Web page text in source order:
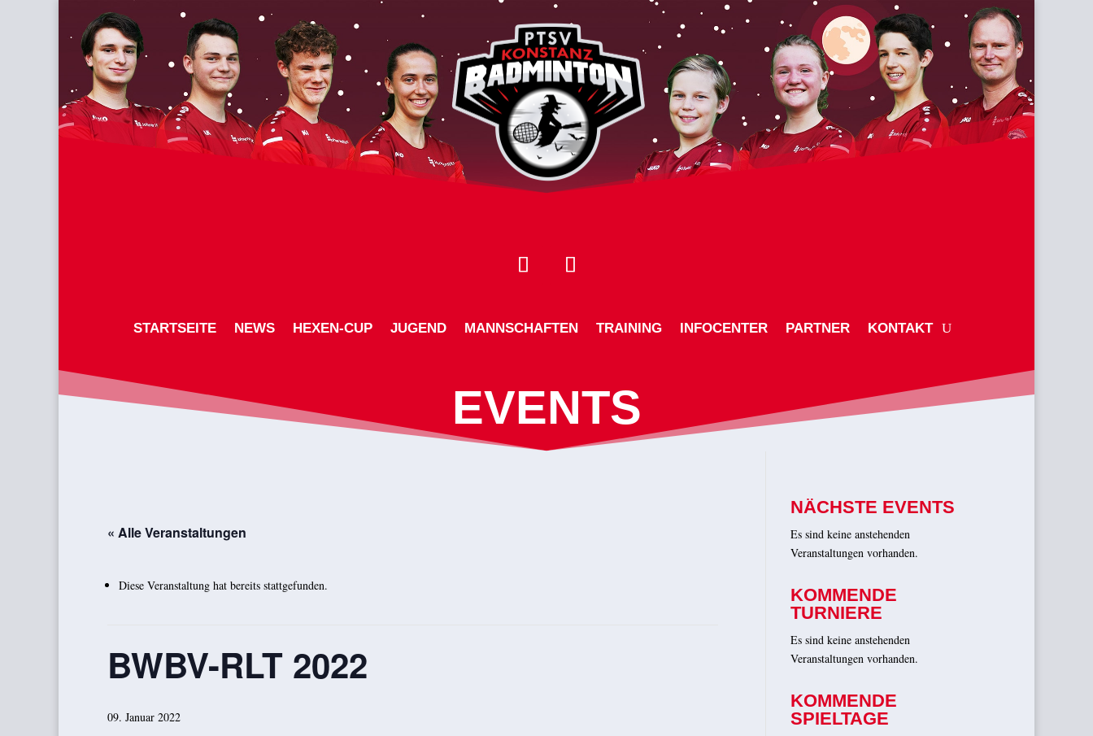
STARTSEITE NEWS HEXEN-CUP JUGEND MANNSCHAFTEN TRAINING INFOCENTER PARTNER KONTAKT
EVENTS
« Alle Veranstaltungen
Diese Veranstaltung hat bereits stattgefunden.
BWBV-RLT 2022
09. Januar 2022
NÄCHSTE EVENTS
Es sind keine anstehenden
Veranstaltungen vorhanden.
KOMMENDE
TURNIERE
Es sind keine anstehenden
Veranstaltungen vorhanden.
KOMMENDE
SPIELTAGE